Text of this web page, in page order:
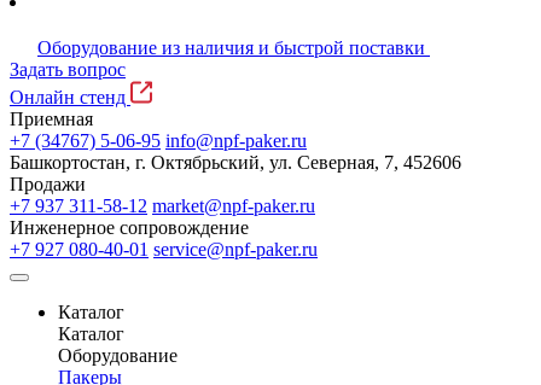
Оборудование из наличия и быстрой поставки
Задать вопрос
Онлайн стенд
Приемная
+7 (34767) 5-06-95 info@npf-paker.ru
Башкортостан, г. Октябрьский, ул. Северная, 7, 452606
Продажи
+7 937 311-58-12 market@npf-paker.ru
Инженерное сопровождение
+7 927 080-40-01 service@npf-paker.ru
Каталог
Каталог
Оборудование
Пакеры